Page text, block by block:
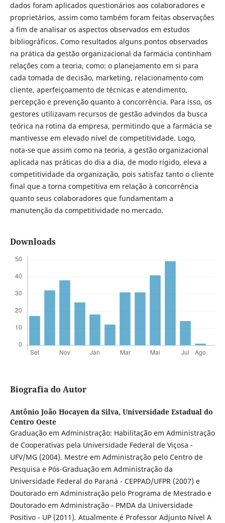
dados foram aplicados questionários aos colaboradores e
proprietários, assim como também foram feitas observações
a fim de analisar os aspectos observados em estudos
bibliográficos. Como resultados alguns pontos observados
na prática da gestão organizacional da farmácia continham
relações com a teoria, como: o planejamento em si para
cada tomada de decisão, marketing, relacionamento com
cliente, aperfeiçoamento de técnicas e atendimento,
percepção e prevenção quanto à concorrência. Para isso, os
gestores utilizavam recursos de gestão advindos da busca
teórica na rotina da empresa, permitindo que a farmácia se
mantivesse em elevado nível de competitividade. Logo,
nota-se que assim como na teoria, a gestão organizacional
aplicada nas práticas do dia a dia, de modo rígido, eleva a
competitividade da organização, pois satisfaz tanto o cliente
final que a torna competitiva em relação à concorrência
quanto seus colaboradores que fundamentam a
manutenção da competitividade no mercado.
Downloads
Biografia do Autor
Antônio João Hocayen da Silva, Universidade Estadual do
Centro Oeste
Graduação em Administração: Habilitação em Administração
de Cooperativas pela Universidade Federal de Viçosa -
UFV/MG (2004). Mestre em Administração pelo Centro de
Pesquisa e Pós-Graduação em Administração da
Universidade Federal do Paraná - CEPPAD/UFPR (2007) e
Doutorado em Administração pelo Programa de Mestrado e
Doutorado em Administração - PMDA da Universidade
Positivo - UP (2011). Atualmente é Professor Adjunto Nível A